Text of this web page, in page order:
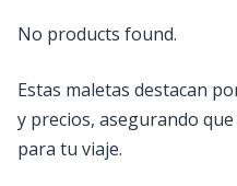
No products found.
Estas maletas destacan
y precios, asegurando
para tu viaje.